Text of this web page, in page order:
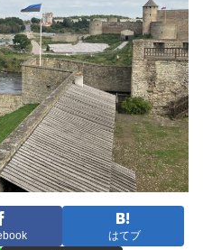
はてブ